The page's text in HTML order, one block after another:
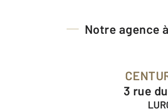
Notre agence
3 rue